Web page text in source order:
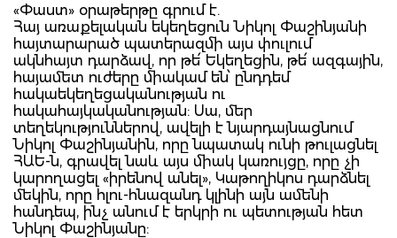
«Փաստ» օրաթերթը գրում է.
Հայ առաքելական եկեղեցուն Նիկոլ Փաշինյանի
հայտարարած պատերազմի այս փուլում
ակնհայտ դարձավ, որ թե՛ Եկեղեցին, թե՛ ազգային,
հայամետ ուժերը միակամ են՝ ընդդեմ
հակաեկեղեցականության ու
հակահայկականության: Սա, մեր
տեղեկություններով, ավելի է նյարդայնացնում
Նիկոլ Փաշինյանին, որը նպատակ ունի թուլացնել
ՀԱԵ-ն, գրավել նաև այս միակ կառույցը, որը չի
կարողացել «իրենով անել», Կաթողիկոս դարձնել
մեկին, որը հլու-հնազանդ կլինի այն ամենի
հանդեպ, ինչ անում է երկրի ու պետության հետ
Նիկոլ Փաշինյանը: